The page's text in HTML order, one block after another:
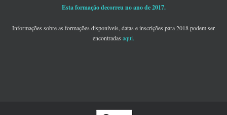
Esta formação decorreu no ano de 2017.
Informações sobre as formações disponíveis, datas e inscrições para 2018 podem ser
encontradas aqui.